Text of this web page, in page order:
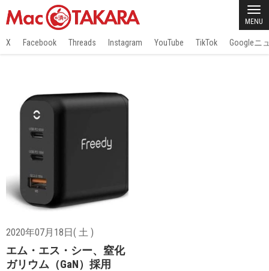
MENU
X Facebook Threads Instagram YouTube TikTok Googleニ
2020年07月18日( 土 )
エム・エス・シー、窒化
ガリウム（GaN）採用